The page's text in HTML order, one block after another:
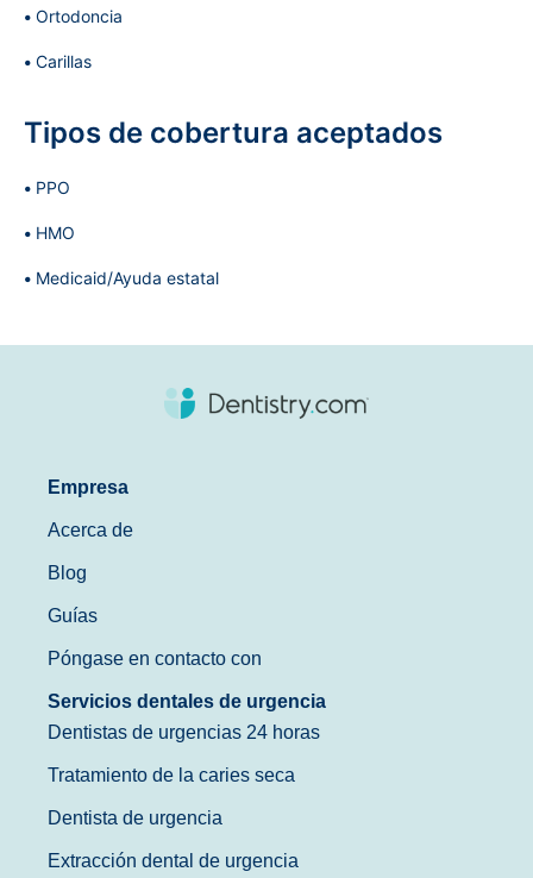
Ortodoncia
Carillas
Tipos de cobertura aceptados
PPO
HMO
Medicaid/Ayuda estatal
Empresa
Acerca de
Blog
Guías
Póngase en contacto con
Servicios dentales de urgencia
Dentistas de urgencias 24 horas
Tratamiento de la caries seca
Dentista de urgencia
Extracción dental de urgencia